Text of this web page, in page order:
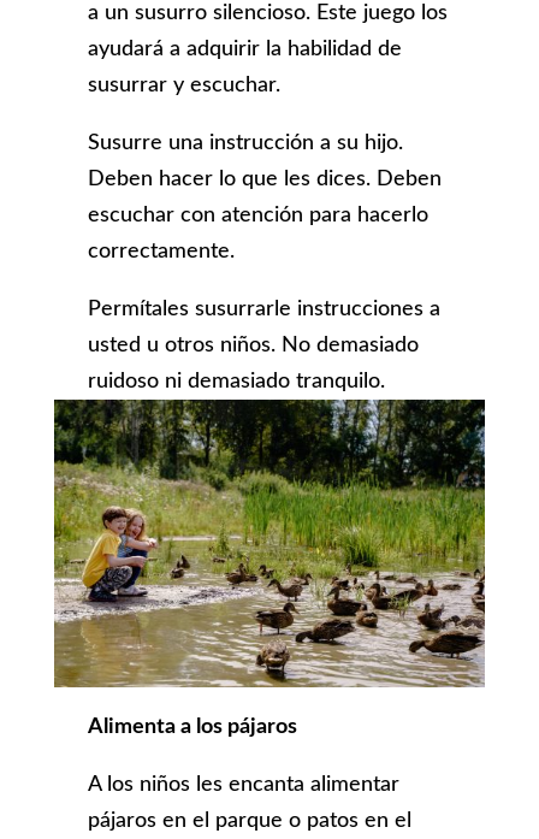
a un susurro silencioso. Este juego los
ayudará a adquirir la habilidad de
susurrar y escuchar.
Susurre una instrucción a su hijo.
Deben hacer lo que les dices. Deben
escuchar con atención para hacerlo
correctamente.
Permítales susurrarle instrucciones a
usted u otros niños. No demasiado
ruidoso ni demasiado tranquilo.
Alimenta a los pájaros
A los niños les encanta alimentar
pájaros en el parque o patos en el